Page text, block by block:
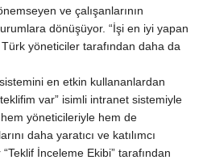
ve çalışanlarının
dönüşüyor. “İşi en iyi yapan
yöneticiler tarafından daha da
en etkin kullananlardan
var” isimli intranet sistemiyle
yöneticileriyle hem de
daha yaratıcı ve katılımcı
İnceleme Ekibi” tarafından